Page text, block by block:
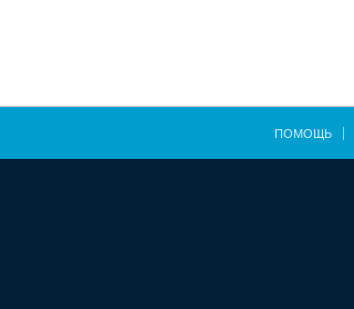
ПОМОЩЬ